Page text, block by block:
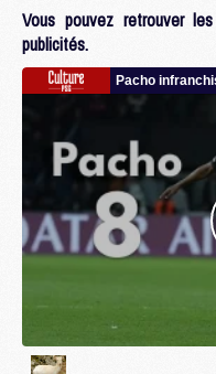
Vous pouvez retrouver
publicités.